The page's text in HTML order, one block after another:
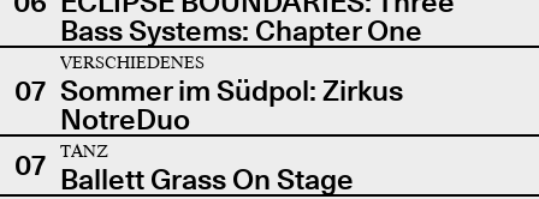
Bass Systems: Chapter One
07
VERSCHIEDENES
Sommer im Südpol: Zirkus
NotreDuo
07
TANZ
Ballett Grass On Stage